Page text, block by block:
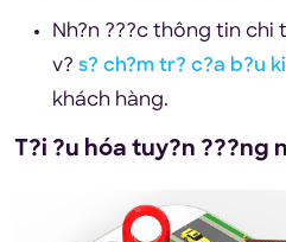
Nh?n ???c thông tin
v? s? ch?m tr? c?a b?u
khách hàng.
T?i ?u hóa tuy?n ???ng